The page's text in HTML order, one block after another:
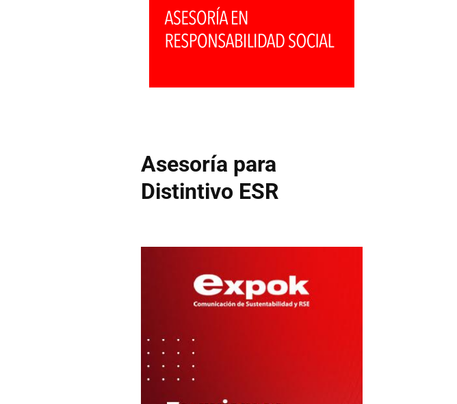
Asesoría para
Distintivo ESR